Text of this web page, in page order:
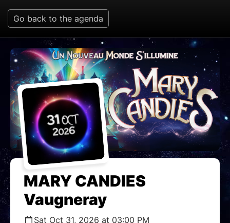
Go back to the agenda
MARY CANDIES
Vaugneray
Sat Oct 31, 2026 at 03:00 PM